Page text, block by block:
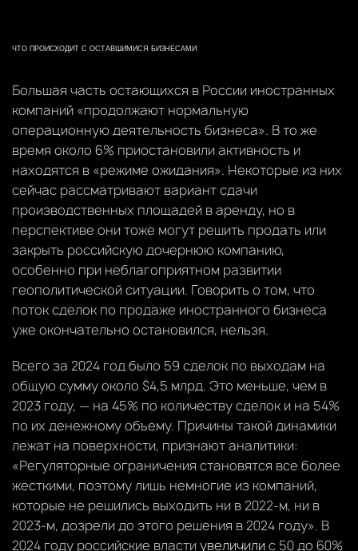
ЧТО ПРОИСХОДИТ С ОСТАВШИМИСЯ БИЗНЕСАМИ
Большая часть остающихся в России иностранных
компаний «продолжают нормальную
операционную деятельность бизнеса». В то же
время около 6% приостановили активность и
находятся в «режиме ожидания». Некоторые из них
сейчас рассматривают вариант сдачи
производственных площадей в аренду, но в
перспективе они тоже могут решить продать или
закрыть российскую дочернюю компанию,
особенно при неблагоприятном развитии
геополитической ситуации. Говорить о том, что
поток сделок по продаже иностранного бизнеса
уже окончательно остановился, нельзя.
Всего за 2024 год было 59 сделок по выходам на
общую сумму около $4,5 млрд. Это меньше, чем в
2023 году, — на 45% по количеству сделок и на 54%
по их денежному объему. Причины такой динамики
лежат на поверхности, признают аналитики:
«Регуляторные ограничения становятся все более
жесткими, поэтому лишь немногие из компаний,
которые не решились выходить ни в 2022-м, ни в
2023-м, дозрели до этого решения в 2024 году». В
2024 году российские властиувеличилис 50 до 60%